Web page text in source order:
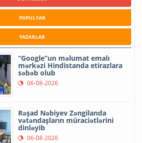
POPULYAR
YAZARLAR
“Google”un məlumat emalı
mərkəzi Hindistanda etirazlara
səbəb olub
06-08-2026
Rəşad Nəbiyev Zəngilanda
vətəndaşların müraciətlərini
dinləyib
06-08-2026